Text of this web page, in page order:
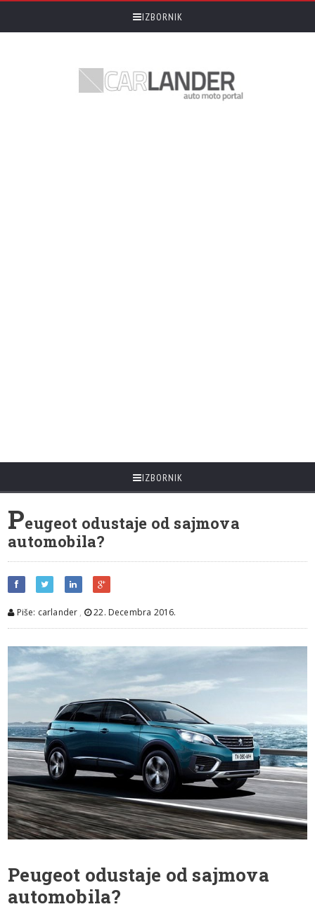
IZBORNIK
IZBORNIK
Peugeot odustaje od sajmova
automobila?
Piše: carlander , 22. Decembra 2016.
Peugeot odustaje od sajmova
automobila?